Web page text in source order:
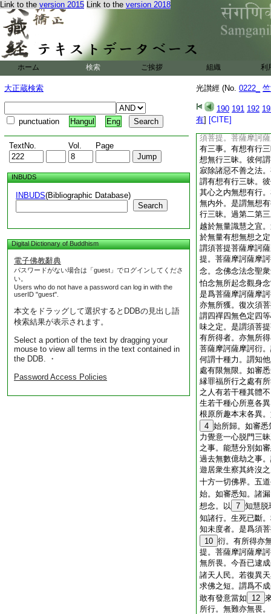
Link to the version 2015 Link to the version 2018
ホーム 検索 ご挨拶 組織 利
大正蔵検索
punctuation Hangul Eng
TextNo. Vol. Page
INBUDS
INBUDS(Bibliographic Database)
Search
Digital Dictionary of Buddhism
電子佛教辭典
パスワードがない場合は「guest」でログインしてくださ
い。
Users who do not have a password can log in with the
userID "guest".
本文をドラッグして選択するとDDBの見出し語
検索結果が表示されます。
Select a portion of the text by dragging your
mouse to view all terms in the text contained in
the DDB. ・
Password Access Policies
光讃經 (No. 0222_
190 191 192
有] [CITE]
之所念。彼何謂如
若慧。是謂
如
亦無所獲。復次須
定根慧根。
何
何謂別根。謂未學
怛薩阿竭
18
阿羅
根定根慧根。是謂
也。有所得者。亦
須菩提。菩薩摩訶
有三事。有想有行
想無行三昧。彼何
寂除諸惡不善之法
謂有想有行三昧。
其心之内無想有行
無内外。是謂無想
行三昧。過第二第
越於無量識慧之宜
於無量有想無想之
謂須菩提菩薩摩訶
提。菩薩摩訶薩摩
念。念佛念法念聖
怕念無所起念觀身
是爲菩薩摩訶薩摩
亦無所獲。復次須
謂四禪四無色定四
味之定。是謂須菩
有所得者。亦無所
菩薩摩訶薩摩訶衍
何謂十種力。謂知
處有限無限。如審
縁罪福所行之處有
之人有若干種其體
生若干種心所憙各
根原所趣本末各異
4 始所歸。如審
力覺意一心脱門三
之事。能慧分別如
過去無數億劫之事
遊居衆生察其終沒
十方一切佛界。五
始。如審悉知。諸
想念。以 7 知慧脱
知諸行。生死已斷
知未度者。是爲須
10 衍。有所得亦
提。菩薩摩訶薩摩
無所畏。今吾已逮
諸天人民。若復異
求佛之短。謂爲不
敢有發意當如
12
所行。無難亦無畏